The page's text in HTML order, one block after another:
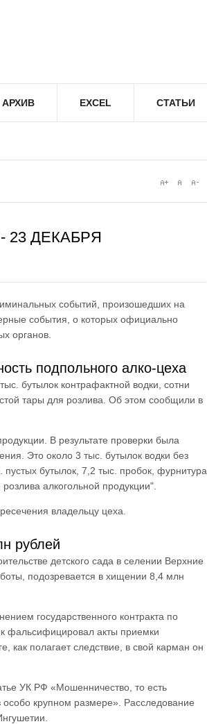
АРХИВ EXCEL СТАТЬИ
ДЕКАБРЯ
событий, произошедших на
события, о которых официально
органов.
подпольного алко-цеха
бутылок контрафактной водки, сотни
тары для розлива. Об этом сообщили в
В результате проверки была
Это около 3 тыс. бутылок водки без
бутылок, 7,2 тыс. пробок, фурнитура
алкогольной продукции".
владельцу цеха.
рублей
детского сада в селении Верхние
подозревается в хищении 8,4 млн
государственного контракта по
фальсифицировал акты приемки
как полагает следствие, в свой карман он
УК РФ «Мошенничество, то есть
крупном размере». Расследование